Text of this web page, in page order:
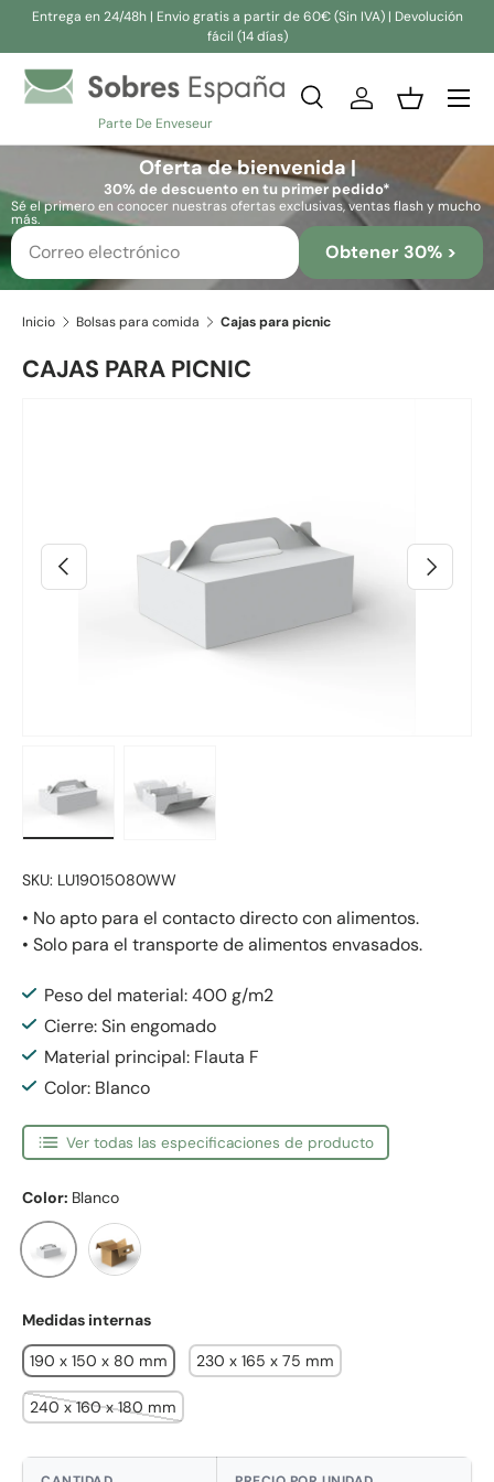
Entrega en 24/48h | Envio gratis a partir de 60€ (Sin IVA) | Devolución
fácil (14 días)
Parte De Enveseur
Buscar
Buscar
BuscarIniciar sesión
Cesta
Oferta de bienvenida |
30% de descuento en tu primer pedido*
Sé el primero en conocer nuestras ofertas exclusivas, ventas flash y mucho
más.
Obtener 30% >
Inicio Bolsas para comida Cajas para picnic
CAJAS PARA PICNIC
Anterior Siguiente
SKU: LU19015080WW
• No apto para el contacto directo con alimentos.
• Solo para el transporte de alimentos envasados.
Peso del material: 400 g/m2
Cierre: Sin engomado
Material principal: Flauta F
Color: Blanco
Ver todas las especificaciones de producto
Color: Blanco
Blanco
Manila
Medidas internas
190 x 150 x 80 mm 230 x 165 x 75 mm
240 x 160 x 180 mm